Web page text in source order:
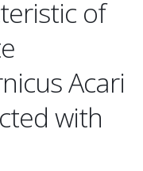
of
Acari
with